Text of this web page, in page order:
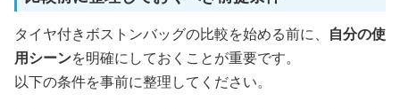
タイヤ付きボストンバッグの比較を始める前に、 自分の使
用シーンを明確にしておくことが重要です。
以下の条件を事前に整理してください。